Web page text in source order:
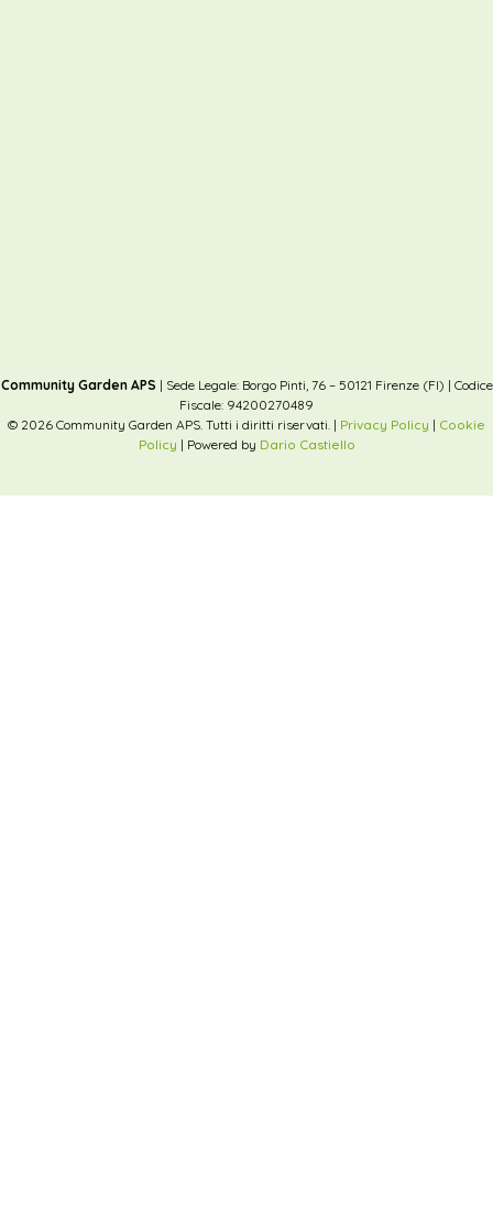
Community Garden APS | Sede Legale: Borgo Pinti, 76 – 50121 Firenze (FI) | Codice
Fiscale: 94200270489
© 2026 Community Garden APS. Tutti i diritti riservati. | Privacy Policy | Cookie
Policy | Powered by Dario Castiello